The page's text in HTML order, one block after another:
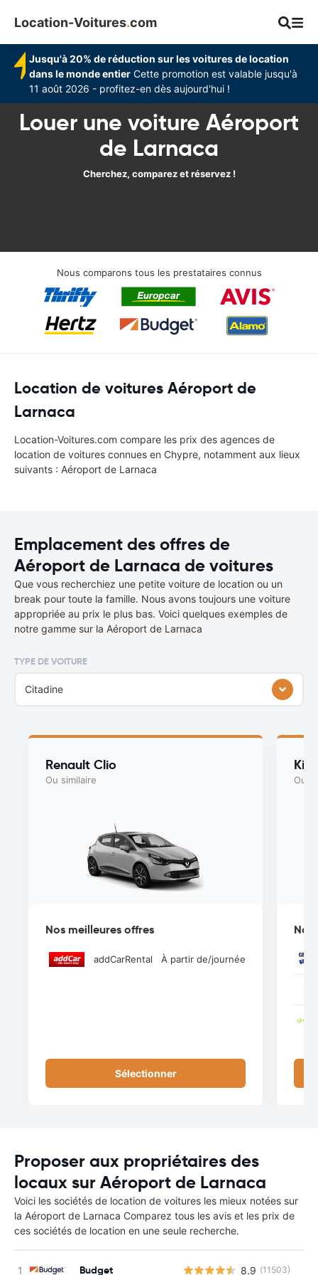
Location-Voitures.com
Jusqu'à 20% de réduction sur les voitures de location
dans le monde entier Cette promotion est valable jusqu'à
11 août 2026 - profitez-en dès aujourd'hui !
Louer une voiture Aéroport
de Larnaca
Cherchez, comparez et réservez !
Nous comparons tous les prestataires connus
Location de voitures Aéroport de
Larnaca
Location-Voitures.com compare les prix des agences de
location de voitures connues en Chypre, notamment aux lieux
suivants : Aéroport de Larnaca
Emplacement des offres de
Aéroport de Larnaca de voitures
Que vous recherchiez une petite voiture de location ou un
break pour toute la famille. Nous avons toujours une voiture
appropriée au prix le plus bas. Voici quelques exemples de
notre gamme sur la Aéroport de Larnaca
TYPE DE VOITURE
Citadine
Renault Clio
Ou similaire
Nos meilleures offres
addCarRental À partir de/journée
Sélectionner
Kia
Ou
Nos
Proposer aux propriétaires des
locaux sur Aéroport de Larnaca
Voici les sociétés de location de voitures les mieux notées sur
la Aéroport de Larnaca Comparez tous les avis et les prix de
ces sociétés de location en une seule recherche.
Budget 8.9 (11503)